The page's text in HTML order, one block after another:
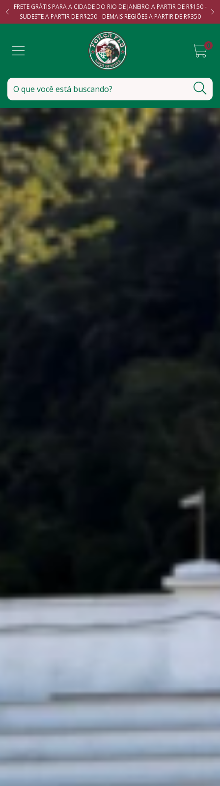
FRETE GRÁTIS PARA A CIDADE DO RIO DE JANEIRO A PARTIR DE R$150 -
SUDESTE A PARTIR DE R$250 - DEMAIS REGIÕES A PARTIR DE R$350
0